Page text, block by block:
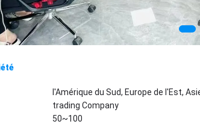
l'Amérique du Sud, Europe de l'Est,
trading Company
50~100